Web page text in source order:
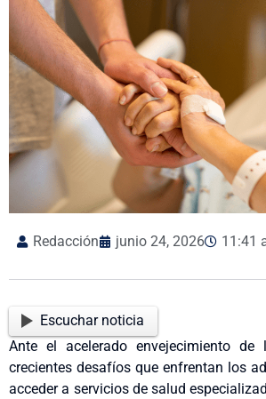
Redacción junio 24, 2026 11:41
Escuchar noticia
Ante el acelerado envejecimiento
crecientes desafíos que enfrentan los
acceder a servicios de salud